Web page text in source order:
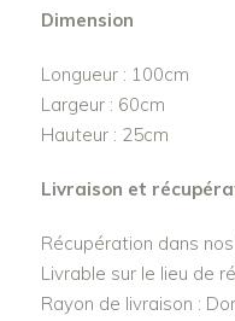
Dimension
Longueur : 100cm
Largeur : 60cm
Hauteur : 25cm
Livraison et
Récupération dans
Livrable sur le lieu de
Rayon de livraison :